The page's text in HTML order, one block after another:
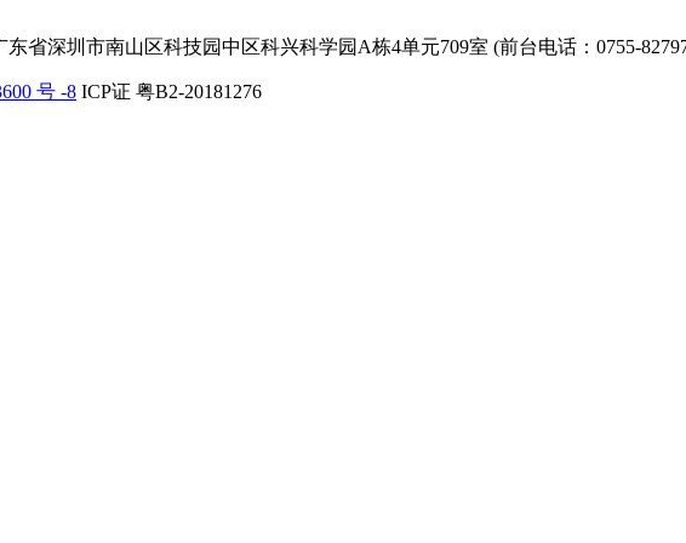
东省深圳市南山区科技园中区科兴科学园A栋4单元709室 (前台电话：0755-
号 -8 ICP证 粤B2-20181276